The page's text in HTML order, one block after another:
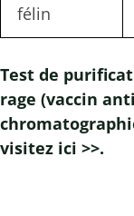
félin
Test de
rage (vaccin
visitez ici >>.